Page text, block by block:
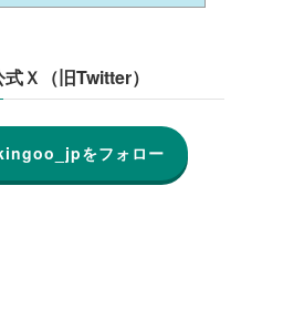
Ｘ（旧Twitter）
をフォロー